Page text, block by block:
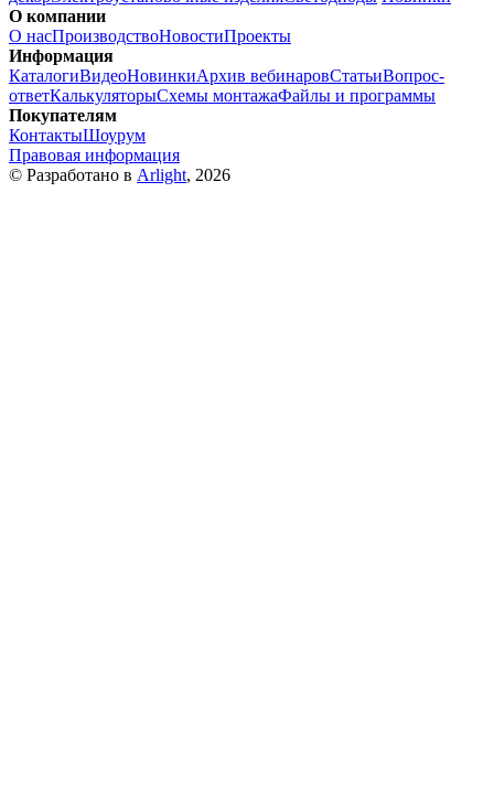
О компании
О насПроизводствоНовостиПроекты
Информация
КаталогиВидеоНовинкиАрхив вебинаровСтатьиВопрос-
ответКалькуляторыСхемы монтажаФайлы и программы
Покупателям
КонтактыШоурум
Правовая информация
© Разработано в Arlight, 2026